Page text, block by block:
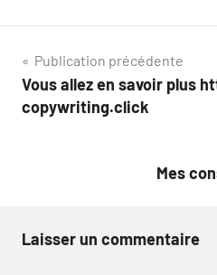
Navigation
de
Publication précédente
Vous allez en savoir plus
copywriting.click
Mes
Laisser un commentaire